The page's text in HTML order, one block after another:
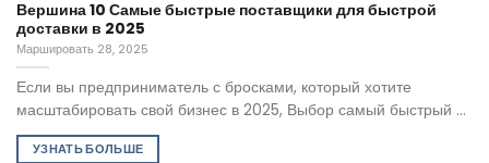
Вершина 10 Самые быстрые поставщики для быстрой
доставки в 2025
Маршировать 28, 2025
Если вы предприниматель с бросками, который хотите
масштабировать свой бизнес в 2025, Выбор самый быстрый ...
УЗНАТЬ БОЛЬШЕ